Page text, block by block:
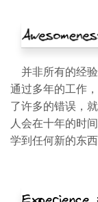
并非所有的经
通过多年的工作
了许多的错误，
人会在十年的时
学到任何新的东西